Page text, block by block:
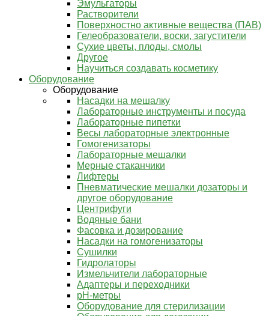
Эмульгаторы
Растворители
Поверхностно активные вещества (ПАВ)
Гелеобразователи, воски, загустители
Сухие цветы, плоды, смолы
Другое
Научиться создавать косметику
Оборудование
Оборудование
Насадки на мешалку
Лабораторные инструменты и посуда
Лабораторные пипетки
Весы лабораторные электронные
Гомогенизаторы
Лабораторные мешалки
Мерные стаканчики
Лифтеры
Пневматические мешалки дозаторы и
другое оборудование
Центрифуги
Водяные бани
Фасовка и дозирование
Насадки на гомогенизаторы
Сушилки
Гидролаторы
Измельчители лабораторные
Адаптеры и переходники
pH-метры
Оборудование для стерилизации